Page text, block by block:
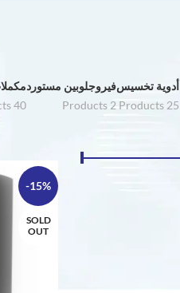
أدوية تخسيس
25 Products
فيروجلوبين مستورد
2 Products
40 Products
-15%
SOLD
OUT